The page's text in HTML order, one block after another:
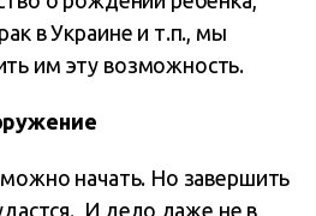
в Украине и т.п., мы
им эту возможность.
начать. Но завершить
И дело даже не в